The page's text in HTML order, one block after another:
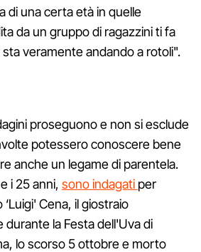
di una certa età in quelle
da un gruppo di ragazzini ti fa
veramente andando a rotoli".
proseguono e non si esclude
potessero conoscere bene
anche un legame di parentela.
i 25 anni, sono indagati per
Cena, il giostraio
la Festa dell'Uva di
lo scorso 5 ottobre e morto